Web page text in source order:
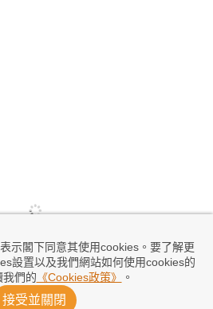
示閣下同意其使用cookies。要了解更
設置以及我們網站如何使用cookies的
我們的 《Cookies政策》 。
接受並關閉